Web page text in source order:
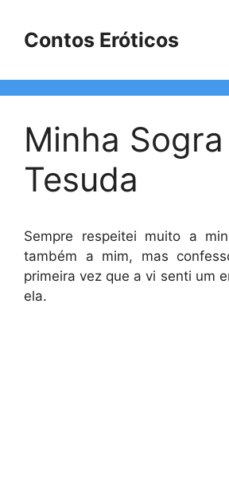
Contos Eróticos
Minha Sogra
Tesuda
Sempre respeitei muito a
também a mim, mas
primeira vez que a vi senti um
ela.